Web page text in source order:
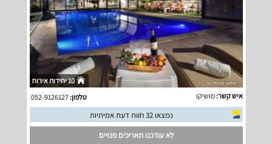
10 יחידות אירוח
איש קשר:מושיקו טלפון:052-9126127
נמצאו 32 חוות דעת אמיתיות
לא עודכנו תאריכים פנויים